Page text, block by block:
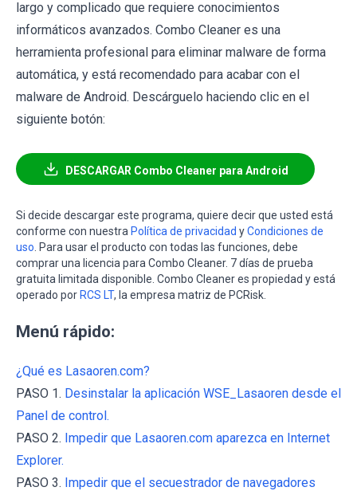
largo y complicado que requiere conocimientos
informáticos avanzados. Combo Cleaner es una
herramienta profesional para eliminar malware de forma
automática, y está recomendado para acabar con el
malware de Android. Descárguelo haciendo clic en el
siguiente botón:
DESCARGAR Combo Cleaner para Android
Si decide descargar este programa, quiere decir que usted está
conforme con nuestra Política de privacidad yCondiciones de
uso . Para usar el producto con todas las funciones, debe
comprar una licencia para Combo Cleaner. 7 días de prueba
gratuita limitada disponible. Combo Cleaner es propiedad y está
operado por RCS LT, la empresa matriz de PCRisk.
Menú rápido:
¿Qué es Lasaoren.com?
PASO 1. Desinstalar la aplicación WSE_Lasaoren desde el
Panel de control.
PASO 2. Impedir que Lasaoren.com aparezca en Internet
Explorer.
PASO 3. Impedir que el secuestrador de navegadores